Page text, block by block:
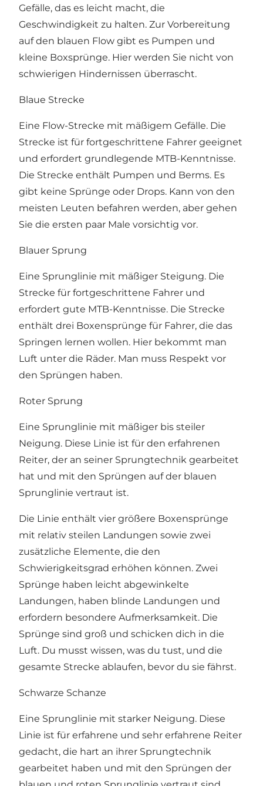
Gefälle, das es leicht macht, die
Geschwindigkeit zu halten. Zur Vorbereitung
auf den blauen Flow gibt es Pumpen und
kleine Boxsprünge. Hier werden Sie nicht von
schwierigen Hindernissen überrascht.
Blaue Strecke
Eine Flow-Strecke mit mäßigem Gefälle. Die
Strecke ist für fortgeschrittene Fahrer geeignet
und erfordert grundlegende MTB-Kenntnisse.
Die Strecke enthält Pumpen und Berms. Es
gibt keine Sprünge oder Drops. Kann von den
meisten Leuten befahren werden, aber gehen
Sie die ersten paar Male vorsichtig vor.
Blauer Sprung
Eine Sprunglinie mit mäßiger Steigung. Die
Strecke für fortgeschrittene Fahrer und
erfordert gute MTB-Kenntnisse. Die Strecke
enthält drei Boxensprünge für Fahrer, die das
Springen lernen wollen. Hier bekommt man
Luft unter die Räder. Man muss Respekt vor
den Sprüngen haben.
Roter Sprung
Eine Sprunglinie mit mäßiger bis steiler
Neigung. Diese Linie ist für den erfahrenen
Reiter, der an seiner Sprungtechnik gearbeitet
hat und mit den Sprüngen auf der blauen
Sprunglinie vertraut ist.
Die Linie enthält vier größere Boxensprünge
mit relativ steilen Landungen sowie zwei
zusätzliche Elemente, die den
Schwierigkeitsgrad erhöhen können. Zwei
Sprünge haben leicht abgewinkelte
Landungen, haben blinde Landungen und
erfordern besondere Aufmerksamkeit. Die
Sprünge sind groß und schicken dich in die
Luft. Du musst wissen, was du tust, und die
gesamte Strecke ablaufen, bevor du sie fährst.
Schwarze Schanze
Eine Sprunglinie mit starker Neigung. Diese
Linie ist für erfahrene und sehr erfahrene Reiter
gedacht, die hart an ihrer Sprungtechnik
gearbeitet haben und mit den Sprüngen der